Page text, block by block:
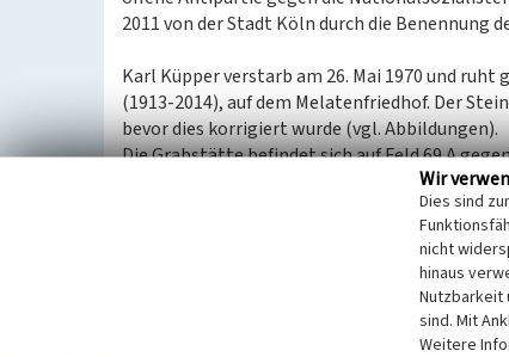
2011 von der Stadt Köln durch die Benennung
Karl Küpper verstarb am 26. Mai 1970 und
(1913-2014), auf dem Melatenfriedhof. Der
bevor dies korrigiert wurde (vgl. Abbildungen).
Die Grabstätte befindet sich auf Feld 69 A
am großen Rondell gelegen (vgl.
(Katharina Grünwald, LVR-Redaktion KuLaDig,
: Friedhof Melaten
: Friedhofsplan (PDF-
Wir
Dies sind
nicht
hinaus
Nutzbarkeit
sind. Mit
Weitere